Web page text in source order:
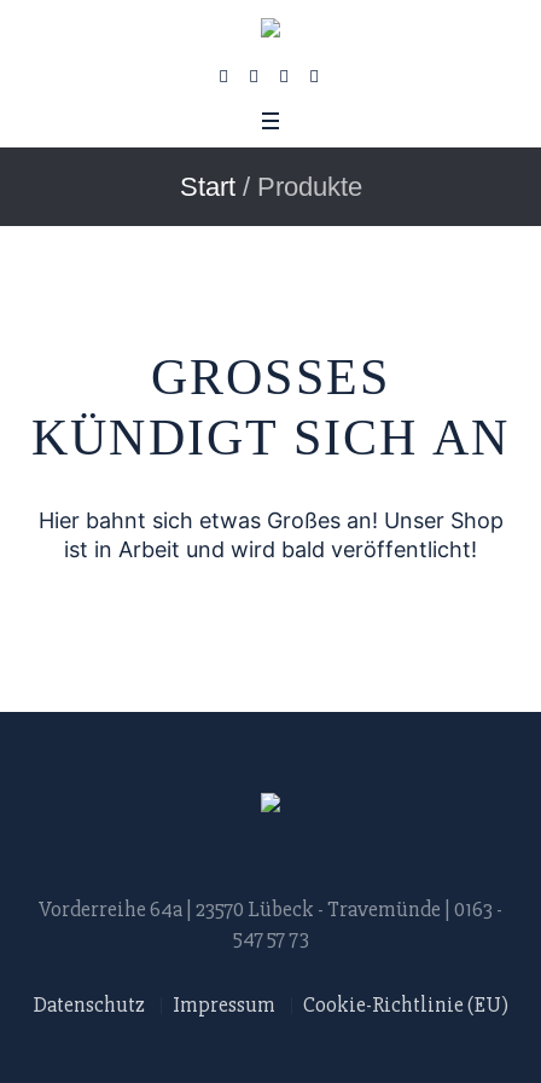
Start/ Produkte
GROSSES K
ÜNDIGT SICH AN
Hier bahnt sich etwas Großes an! Unser Shop
ist in Arbeit und wird bald veröffentlicht!
Vorderreihe 64a | 23570 Lübeck - Travemünde | 0163 -
547 57 73
Datenschutz Impressum Cookie-Richtlinie (EU)